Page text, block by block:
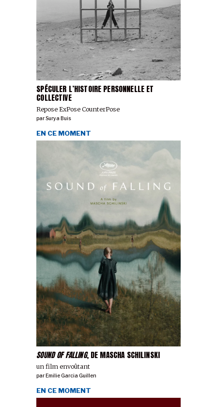
SPÉCULER L’HISTOIRE PERSONNELLE ET
COLLECTIVE
Repose ExPose CounterPose
parSurya Buis
SOUND OF FALLING, DE MASCHA SCHILINSKI
un film envoûtant
EN CE MOMENT
parEmilie Garcia Guillen
EN CE MOMENT